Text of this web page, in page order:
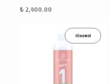
₺ 2,400.00
TÜKENDİ